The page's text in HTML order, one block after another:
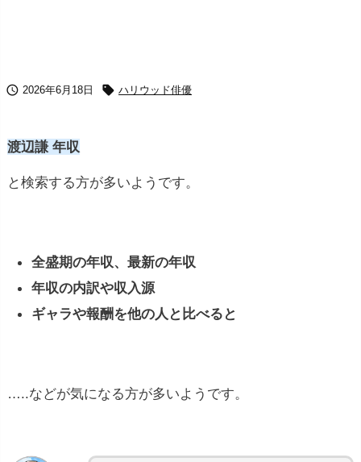
 2026年6月18日  ハリウッド俳優
渡辺謙 年収
と検索する方が多いようです。
全盛期の年収、最新の年収
年収の内訳や収入源
ギャラや報酬を他の人と比べると
…..などが気になる方が多いようです。